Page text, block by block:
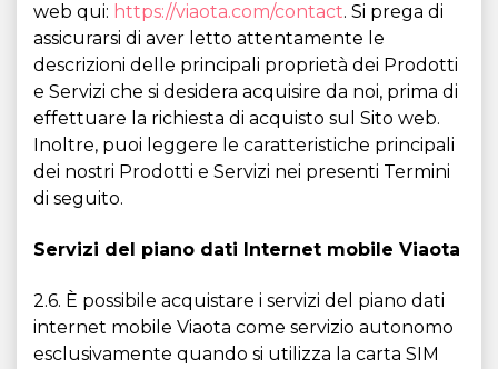
web qui: https://viaota.com/contact. Si prega di
assicurarsi di aver letto attentamente le
descrizioni delle principali proprietà dei Prodotti
e Servizi che si desidera acquisire da noi, prima di
effettuare la richiesta di acquisto sul Sito web.
Inoltre, puoi leggere le caratteristiche principali
dei nostri Prodotti e Servizi nei presenti Termini
di seguito.
Servizi del piano dati Internet mobile Viaota
2.6. È possibile acquistare i servizi del piano dati
internet mobile Viaota come servizio autonomo
esclusivamente quando si utilizza la carta SIM